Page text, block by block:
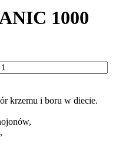
1000
krzemu i boru w diecie.